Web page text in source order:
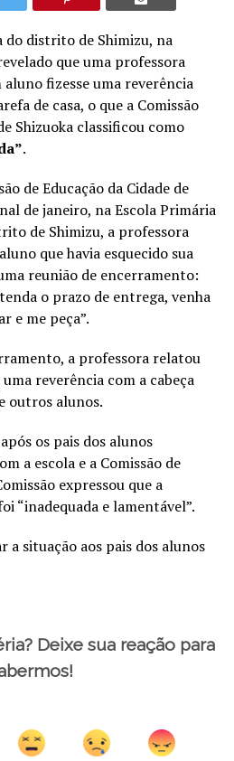
do distrito de Shimizu, na
que uma professora
aluno fizesse uma reverência
de casa, o que a Comissão
Shizuoka classificou como
.
de Educação da Cidade de
de janeiro, na Escola Primária
de Shimizu, a professora
que havia esquecido sua
reunião de encerramento:
o prazo de entrega, venha
e me peça”.
a professora relatou
reverência com a cabeça
outros alunos.
os pais dos alunos
a escola e a Comissão de
expressou que a
“inadequada e lamentável”.
a situação aos pais dos alunos
Deixe sua reação para